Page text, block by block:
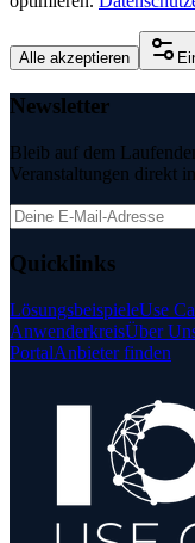
Alle akzeptieren
Newsletter
Bleib auf dem
Veranstaltungen direkt
Quicklinks
LösungsbeispieleUse
AnwenderkreisÜber
PortalAnbieter finden